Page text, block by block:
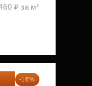
₽ за м²
-16%